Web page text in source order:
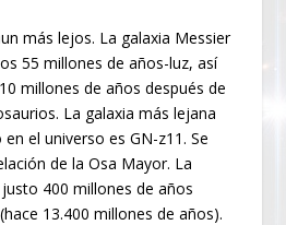
más lejos. La galaxia Messier
55 millones de años-luz, así
millones de años después de
La galaxia más lejana
el universo es GN-z11. Se
de la Osa Mayor. La
400 millones de años
13.400 millones de años).